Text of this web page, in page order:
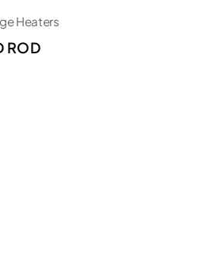
Heaters
ROD